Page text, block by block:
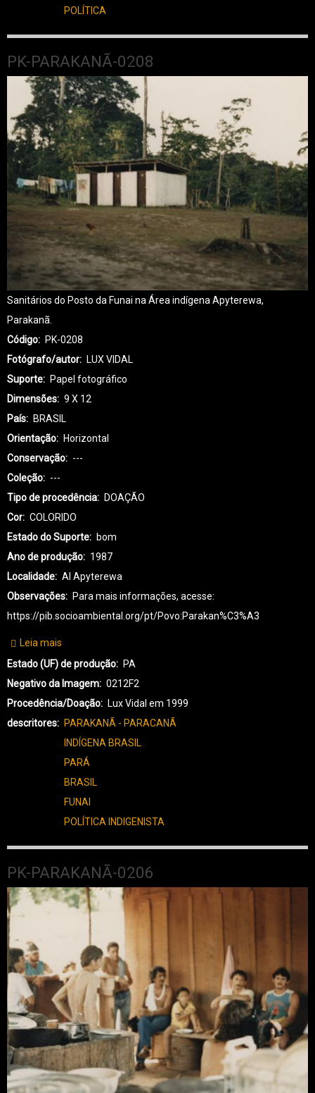
POLÍTICA
PK-PARAKANÃ-0208
Sanitários do Posto da Funai na Área indígena Apyterewa,
Parakanã.
Código
PK-0208
Fotógrafo/autor
LUX VIDAL
Suporte
Papel fotográfico
Dimensões
9 X 12
País
BRASIL
Orientação
Horizontal
Conservação
---
Coleção
---
Tipo de procedência
DOAÇÃO
Cor
COLORIDO
Estado do Suporte
bom
Ano de produção
1987
Localidade
AI Apyterewa
Observações
Para mais informações, acesse:
https://pib.socioambiental.org/pt/Povo:Parakan%C3%A3
Leia mais
PK-
PARAKANÃ-0208
Estado (UF) de produção
PA
Negativo da Imagem
0212F2
Procedência/Doação
Lux Vidal em 1999
descritores
PARAKANÃ - PARACANÃ
INDÍGENA BRASIL
PARÁ
BRASIL
FUNAI
POLÍTICA INDIGENISTA
PK-PARAKANÃ-0206